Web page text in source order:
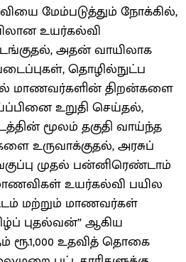
மேம்படுத்தும் நோக்கில்,
உயர்கல்வி
அதன் வாயிலாக
தொழில்நுட்ப
மாணவர்களின் திறன்களை
உறுதி செய்தல்,
மூலம் தகுதி வாய்ந்த
உருவாக்குதல், அரசுப்
முதல் பன்னிரெண்டாம்
உயர்கல்வி பயில
மற்றும் மாணவர்கள்
புதல்வன்” ஆகிய
ரூ.1,000 உதவித் தொகை